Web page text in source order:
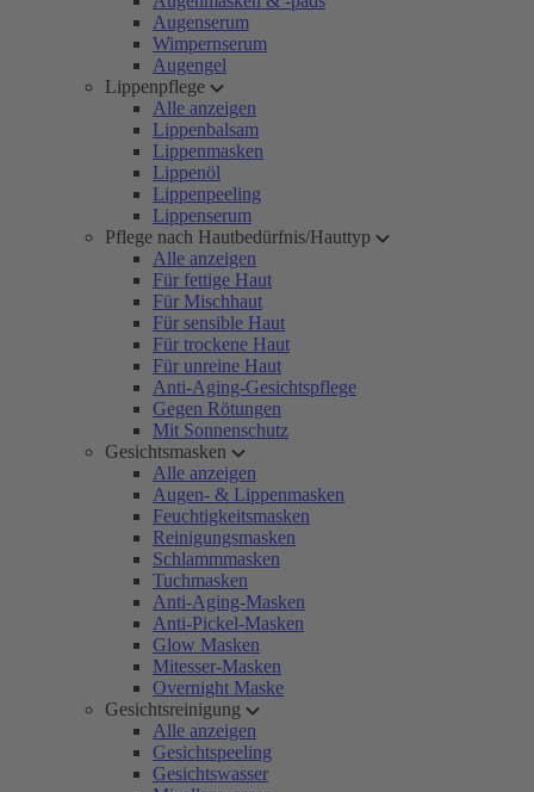
Augenserum
Wimpernserum
Augengel
Lippenpflege
Alle anzeigen
Lippenbalsam
Lippenmasken
Lippenöl
Lippenpeeling
Lippenserum
Pflege nach Hautbedürfnis/Hauttyp
Alle anzeigen
Für fettige Haut
Für Mischhaut
Für sensible Haut
Für trockene Haut
Für unreine Haut
Anti-Aging-Gesichtspflege
Gegen Rötungen
Mit Sonnenschutz
Gesichtsmasken
Alle anzeigen
Augen- & Lippenmasken
Feuchtigkeitsmasken
Reinigungsmasken
Schlammmasken
Tuchmasken
Anti-Aging-Masken
Anti-Pickel-Masken
Glow Masken
Mitesser-Masken
Overnight Maske
Gesichtsreinigung
Alle anzeigen
Gesichtspeeling
Gesichtswasser